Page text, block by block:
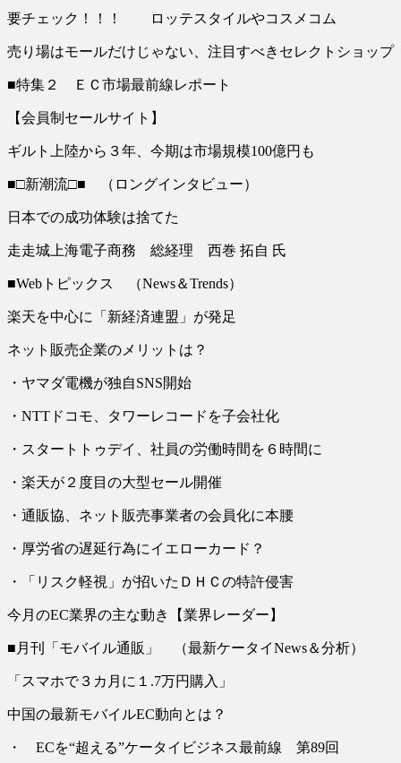
要チェック！！！ ロッテスタイルやコスメコム
売り場はモールだけじゃない、注目すべきセレクトショップ
■特集２ ＥＣ市場最前線レポート
【会員制セールサイト】
ギルト上陸から３年、今期は市場規模100億円も
■□新潮流□■ （ロングインタビュー）
日本での成功体験は捨てた
走走城上海電子商務 総経理 西巻 拓自 氏
■Webトピックス （News＆Trends）
楽天を中心に「新経済連盟」が発足
ネット販売企業のメリットは？
・ヤマダ電機が独自SNS開始
・NTTドコモ、タワーレコードを子会社化
・スタートトゥデイ、社員の労働時間を６時間に
・楽天が２度目の大型セール開催
・通販協、ネット販売事業者の会員化に本腰
・厚労省の遅延行為にイエローカード？
・「リスク軽視」が招いたＤＨＣの特許侵害
今月のEC業界の主な動き【業界レーダー】
■月刊「モバイル通販」 （最新ケータイNews＆分析）
「スマホで３カ月に１.7万円購入」
中国の最新モバイルEC動向とは？
・ ECを“超える”ケータイビジネス最前線 第89回